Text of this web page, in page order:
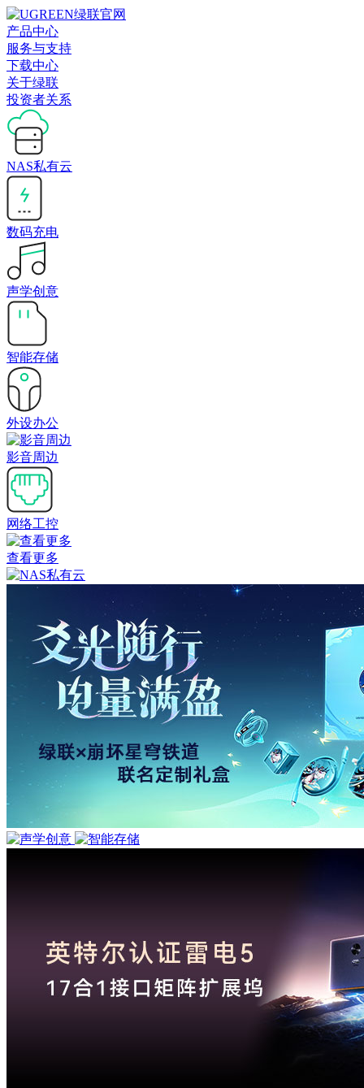
产品中心
服务与支持
下载中心
关于绿联
投资者关系
NAS私有云
数码充电
声学创意
智能存储
外设办公
影音周边
网络工控
查看更多